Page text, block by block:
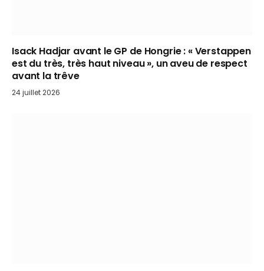
Isack Hadjar avant le GP de Hongrie : « Verstappen
est du très, très haut niveau », un aveu de respect
avant la trêve
24 juillet 2026